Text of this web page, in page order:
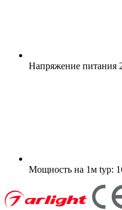
Напряжение питания
Мощность на 1м typ: